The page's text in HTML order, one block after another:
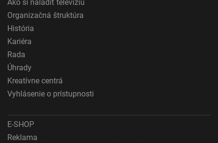
Meranie výkonnosti obsahu
alebo spájania údajov z rôznych zdrojov
Vývoj a zlepšovanie služieb
Použitie obmedzených údajov na výber obsahu
Používanie presných údajov o geografickej
polohe
Ako si naladiť televíziu
Organizačná štruktúra
História
Kariéra
Rada
Úhrady
Kreatívne centrá
Vyhlásenie o prístupnosti
E-SHOP
Reklama